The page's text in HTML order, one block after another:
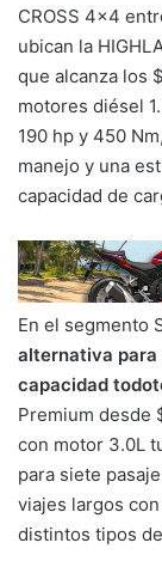
CROSS 4×4
ubican la
que alcanza los
motores diésel
190 hp y 450
manejo y una
capacidad de
En el segmento
alternativa para
capacidad
Premium desde
con motor 3.0L
para siete
viajes largos
distintos tipos